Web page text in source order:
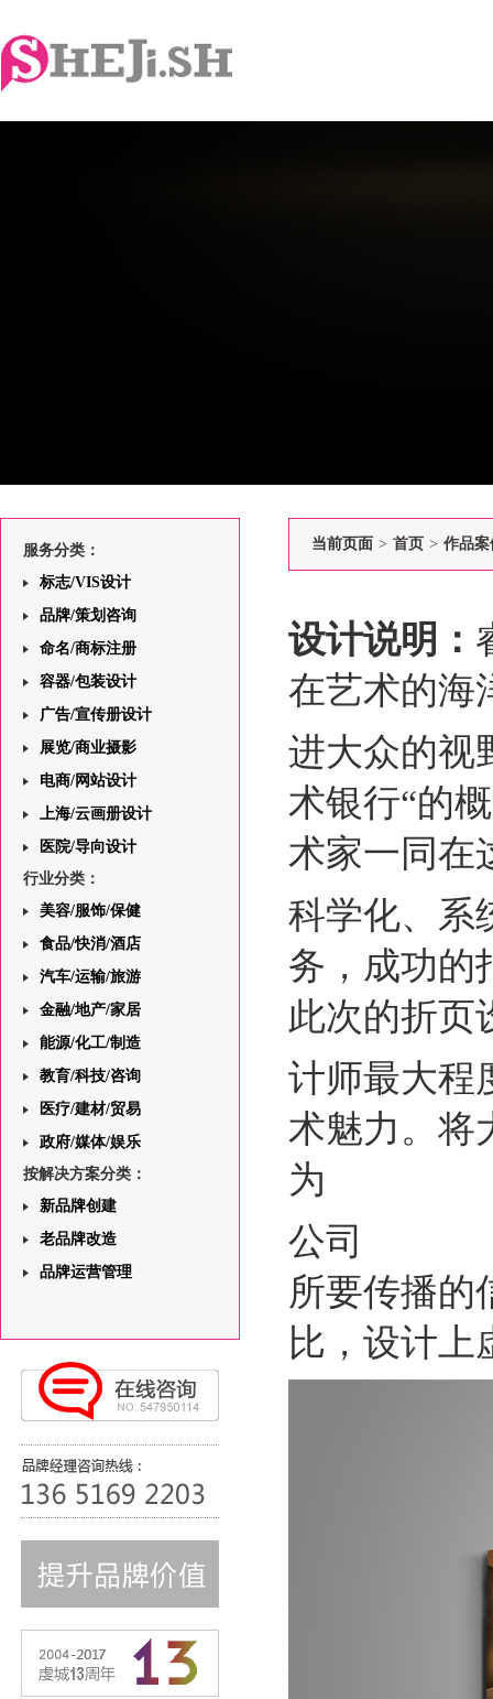
服务分类：
标志/VIS设计
品牌/策划咨询
命名/商标注册
容器/包装设计
广告/宣传册设计
展览/商业摄影
电商/网站设计
上海/云画册设计
医院/导向设计
行业分类：
美容/服饰/保健
食品/快消/酒店
汽车/运输/旅游
金融/地产/家居
能源/化工/制造
教育/科技/咨询
医疗/建材/贸易
政府/媒体/娱乐
按解决方案分类：
新品牌创建
老品牌改造
品牌运营管理
当前页面 > 首页 > 作品案
设计说明：
在艺术的海
进大众的视
术银行“的
术家一同在
科学化、系
务，成功的
此次的折页
计师最大程
术魅力。将
为
公司
所要传播的
比，设计上